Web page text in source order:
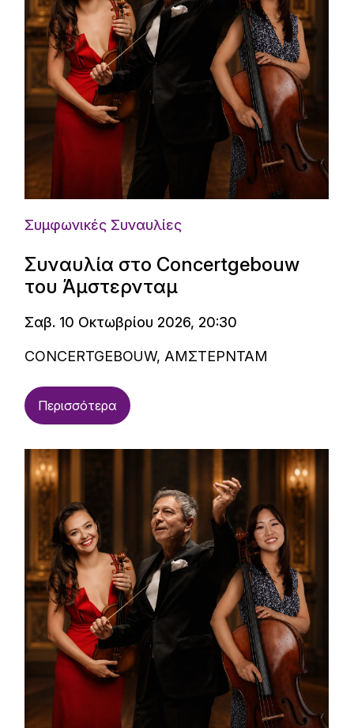
Συμφωνικές Συναυλίες
Συναυλία στο Concertgebouw
του Άμστερνταμ
Σαβ. 10 Οκτωβρίου 2026, 20:30
CONCERTGEBOUW, ΑΜΣΤΕΡΝΤΑΜ
Περισσότερα